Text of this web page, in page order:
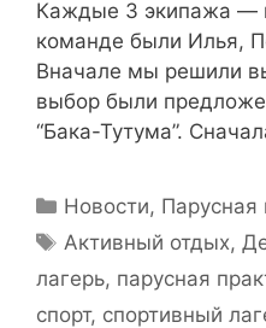
Каждые 3 экипажа —
команде были Илья,
Вначале мы решили
выбор были
“Бака-Тутума”.
Рубрики
Новости, Парусная
Метки
Активный отдых,
лагерь, парусная
спорт, спортивный